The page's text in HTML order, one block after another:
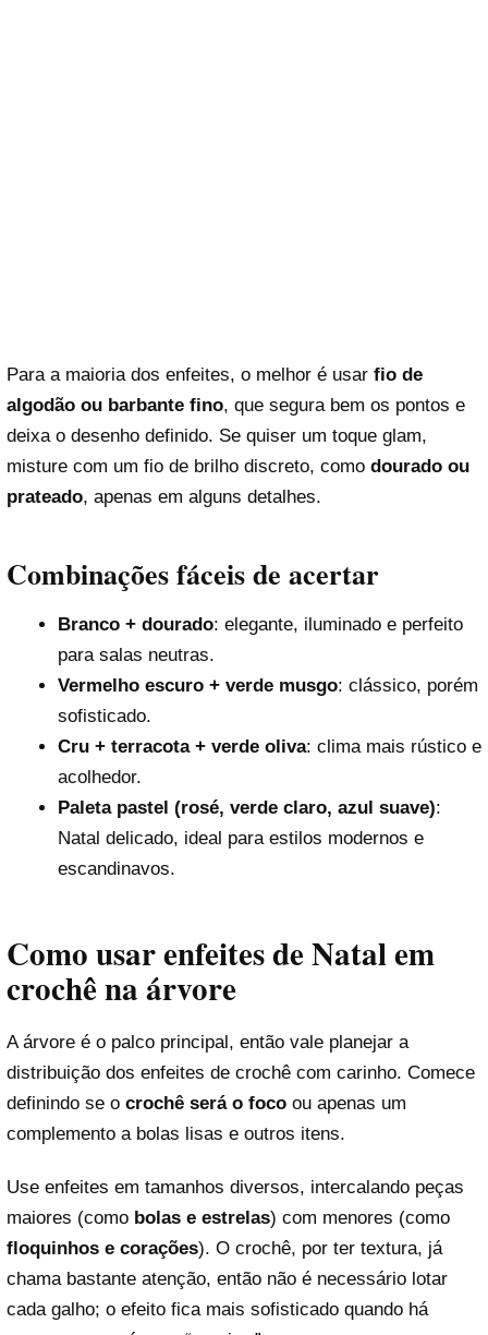
Para a maioria dos enfeites, o melhor é usar fio de
algodão ou barbante fino, que segura bem os pontos e
deixa o desenho definido. Se quiser um toque glam,
misture com um fio de brilho discreto, como dourado ou
prateado, apenas em alguns detalhes.
Combinações fáceis de acertar
Branco + dourado: elegante, iluminado e perfeito
para salas neutras.
Vermelho escuro + verde musgo: clássico, porém
sofisticado.
Cru + terracota + verde oliva: clima mais rústico e
acolhedor.
Paleta pastel (rosé, verde claro, azul suave):
Natal delicado, ideal para estilos modernos e
escandinavos.
Como usar enfeites de Natal em
crochê na árvore
A árvore é o palco principal, então vale planejar a
distribuição dos enfeites de crochê com carinho. Comece
definindo se o crochê será o foco ou apenas um
complemento a bolas lisas e outros itens.
Use enfeites em tamanhos diversos, intercalando peças
maiores (como bolas e estrelas) com menores (como
floquinhos e corações). O crochê, por ter textura, já
chama bastante atenção, então não é necessário lotar
cada galho; o efeito fica mais sofisticado quando há